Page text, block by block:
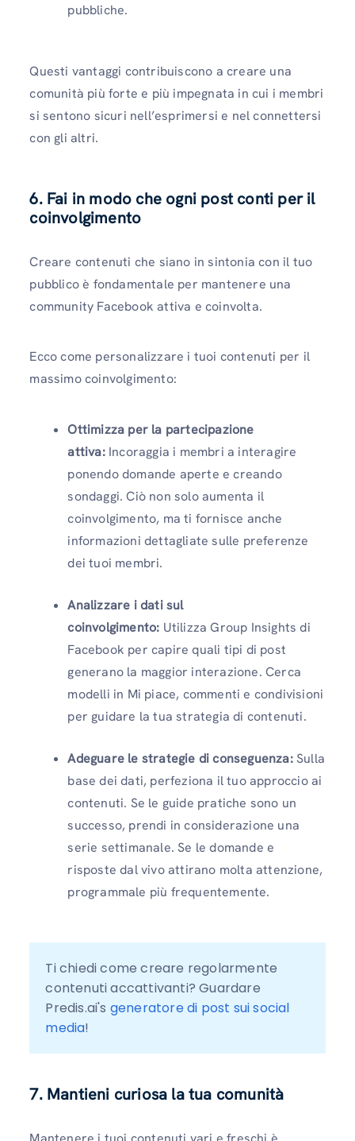
pubbliche.
Questi vantaggi contribuiscono a creare una
comunità più forte e più impegnata in cui i membri
si sentono sicuri nell’esprimersi e nel connettersi
con gli altri.
6. Fai in modo che ogni post conti per il
coinvolgimento
Creare contenuti che siano in sintonia con il tuo
pubblico è fondamentale per mantenere una
community Facebook attiva e coinvolta.
Ecco come personalizzare i tuoi contenuti per il
massimo coinvolgimento:
Ottimizza per la partecipazione
attiva:Incoraggia i membri a interagire
ponendo domande aperte e creando
sondaggi. Ciò non solo aumenta il
coinvolgimento, ma ti fornisce anche
informazioni dettagliate sulle preferenze
dei tuoi membri.
Analizzare i dati sul
coinvolgimento: Utilizza Group Insights di
Facebook per capire quali tipi di post
generano la maggior interazione. Cerca
modelli in Mi piace, commenti e condivisioni
per guidare la tua strategia di contenuti.
Adeguare le strategie di conseguenza:Sulla
base dei dati, perfeziona il tuo approccio ai
contenuti. Se le guide pratiche sono un
successo, prendi in considerazione una
serie settimanale. Se le domande e
risposte dal vivo attirano molta attenzione,
programmale più frequentemente.
Ti chiedi come creare regolarmente
contenuti accattivanti? Guardare
Predis.ai's generatore di post sui social
media!
7. Mantieni curiosa la tua comunità